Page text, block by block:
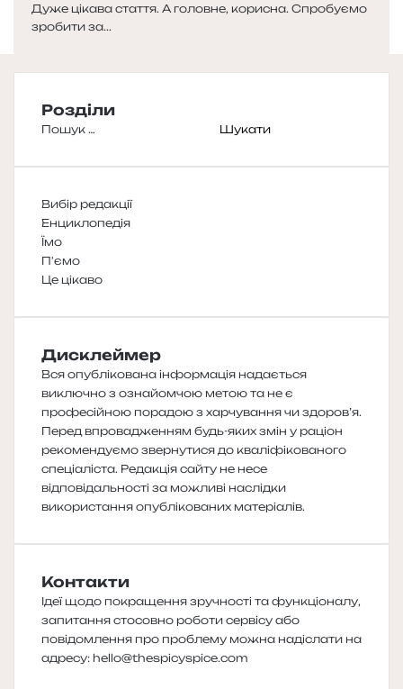
Дуже цікава стаття. А головне, корисна. Спробуємо
зробити за...
Розділи
Пошук:
Вибір редакції
Енциклопедія
Їмо
П'ємо
Це цікаво
Дисклеймер
Вся опублікована інформація надається
виключно з ознайомчою метою та не є
професійною порадою з харчування чи здоров’я.
Перед впровадженням будь-яких змін у раціон
рекомендуємо звернутися до кваліфікованого
спеціаліста. Редакція сайту не несе
відповідальності за можливі наслідки
використання опублікованих матеріалів.
Контакти
Ідеї щодо покращення зручності та функціоналу,
запитання стосовно роботи сервісу або
повідомлення про проблему можна надіслати на
адресу: hello@thespicyspice.com